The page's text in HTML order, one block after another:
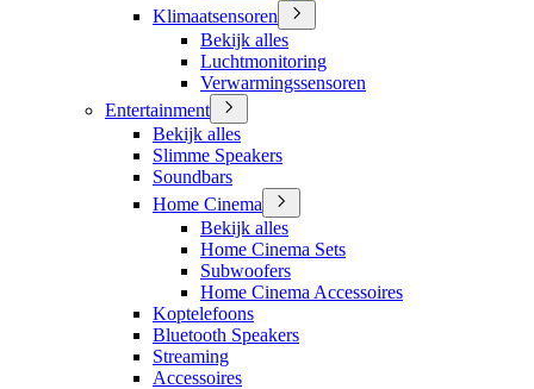
Klimaatsensoren
Bekijk alles
Luchtmonitoring
Verwarmingssensoren
Entertainment
Bekijk alles
Slimme Speakers
Soundbars
Home Cinema
Bekijk alles
Home Cinema Sets
Subwoofers
Home Cinema Accessoires
Koptelefoons
Bluetooth Speakers
Streaming
Accessoires